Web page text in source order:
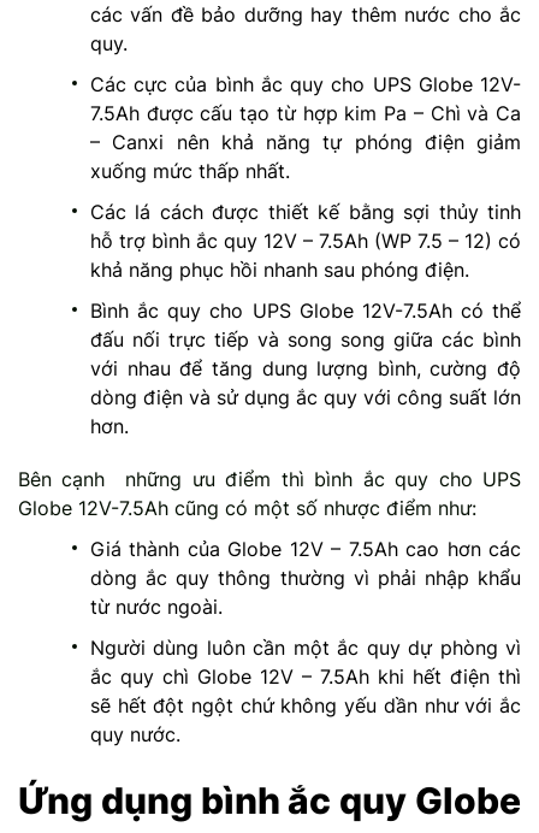
các vấn đề bảo dưỡng hay thêm nước cho ắc
quy.
Các cực của bình ắc quy cho UPS Globe 12V-
7.5Ah được cấu tạo từ hợp kim Pa – Chì và Ca
– Canxi nên khả năng tự phóng điện giảm
xuống mức thấp nhất.
Các lá cách được thiết kế bằng sợi thủy tinh
hỗ trợ bình ắc quy 12V – 7.5Ah (WP 7.5 – 12) có
khả năng phục hồi nhanh sau phóng điện.
Bình ắc quy cho UPS Globe 12V-7.5Ah có thể
đấu nối trực tiếp và song song giữa các bình
với nhau để tăng dung lượng bình, cường độ
dòng điện và sử dụng ắc quy với công suất lớn
hơn.
Bên cạnh những ưu điểm thì bình ắc quy cho UPS
Globe 12V-7.5Ah cũng có một số nhược điểm như:
Giá thành của Globe 12V – 7.5Ah cao hơn các
dòng ắc quy thông thường vì phải nhập khẩu
từ nước ngoài.
Người dùng luôn cần một ắc quy dự phòng vì
ắc quy chì Globe 12V – 7.5Ah khi hết điện thì
sẽ hết đột ngột chứ không yếu dần như với ắc
quy nước.
Ứng dụng bình ắc quy Globe